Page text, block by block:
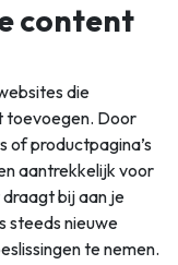
content
die
toevoegen. Door
of productpagina’s
aantrekkelijk voor
bij aan je
steeds nieuwe
te nemen.